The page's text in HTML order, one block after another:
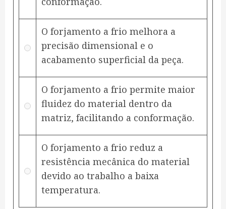
O forjamento a frio melhora a
precisão dimensional e o
acabamento superficial da peça.
O forjamento a frio permite maior
fluidez do material dentro da
matriz, facilitando a conformação.
O forjamento a frio reduz a
resistência mecânica do material
devido ao trabalho a baixa
temperatura.